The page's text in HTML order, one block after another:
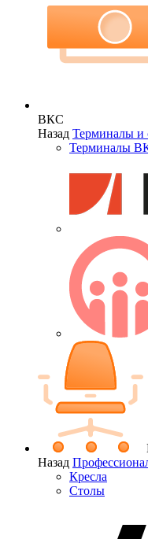
ВКС
Назад Терминалы и
Терминалы
Назад
Кресла
Столы